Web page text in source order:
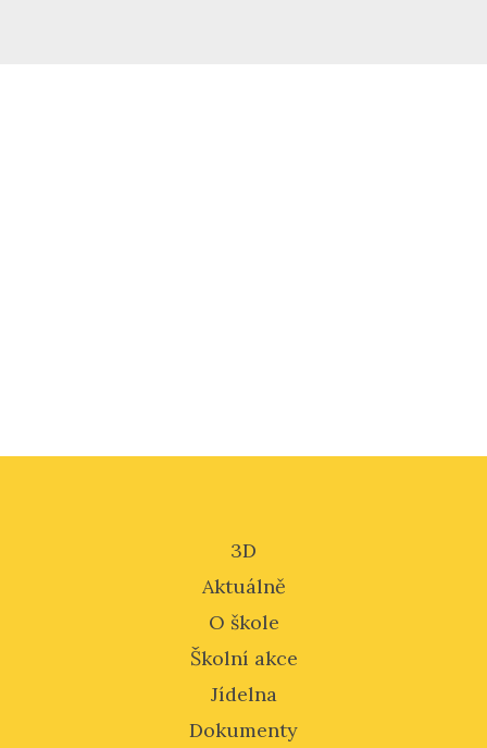
3D
Aktuálně
O škole
Školní akce
Jídelna
Dokumenty